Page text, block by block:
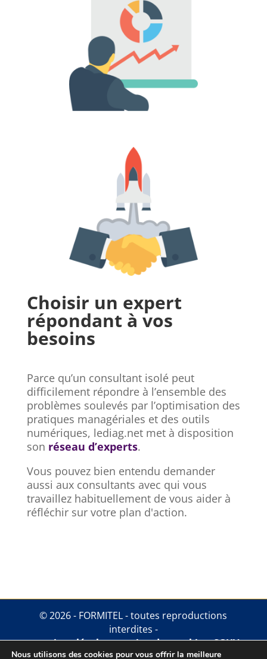
Choisir un expert
répondant à vos
besoins
Parce qu’un consultant isolé peut
difficilement répondre à l’ensemble des
problèmes soulevés par l’optimisation des
pratiques managériales et des outils
numériques, lediag.net met à disposition
son réseau d’experts.
Vous pouvez bien entendu demander
aussi aux consultants avec qui vous
travaillez habituellement de vous aider à
réfléchir sur votre plan d'action.
© 2026 - FORMITEL - toutes reproductions
interdites -
mentions légales.gestion des cookies.CGUV
Nous utilisons des cookies pour vous offrir la meilleure